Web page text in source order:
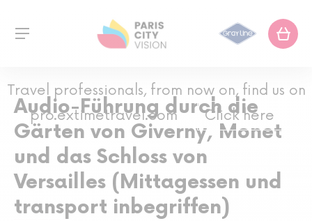
Travel professionals, from now on, find us on
pro.extimetravel.com
Click here
Audio-Führung durch die
Gärten von Giverny, Monet
und das Schloss von
Versailles (Mittagessen und
transport inbegriffen)